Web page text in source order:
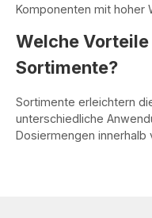
Komponenten mit hoher
Welche
Sortimente?
Sortimente erleichtern
unterschiedliche
Dosiermengen innerhalb